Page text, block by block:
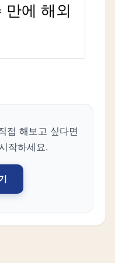
만에 해외
접 해보고 싶다면
작하세요.